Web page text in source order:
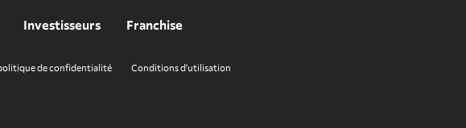
Investisseurs Franchise
de confidentialité Conditions d'utilisation